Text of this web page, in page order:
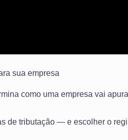
sua empresa
como uma empresa vai
de tributação — e escolher o